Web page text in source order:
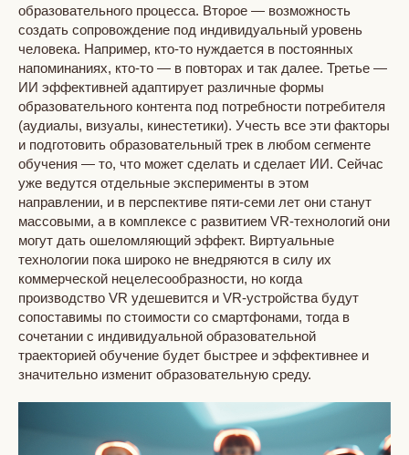
образовательного процесса. Второе — возможность
создать сопровождение под индивидуальный уровень
человека. Например, кто-то нуждается в постоянных
напоминаниях, кто-то — в повторах и так далее. Третье —
ИИ эффективней адаптирует различные формы
образовательного контента под потребности потребителя
(аудиалы, визуалы, кинестетики). Учесть все эти факторы
и подготовить образовательный трек в любом сегменте
обучения — то, что может сделать и сделает ИИ. Сейчас
уже ведутся отдельные эксперименты в этом
направлении, и в перспективе пяти-семи лет они станут
массовыми, а в комплексе с развитием VR-технологий они
могут дать ошеломляющий эффект. Виртуальные
технологии пока широко не внедряются в силу их
коммерческой нецелесообразности, но когда
производство VR удешевится и VR-устройства будут
сопоставимы по стоимости со смартфонами, тогда в
сочетании с индивидуальной образовательной
траекторией обучение будет быстрее и эффективнее и
значительно изменит образовательную среду.